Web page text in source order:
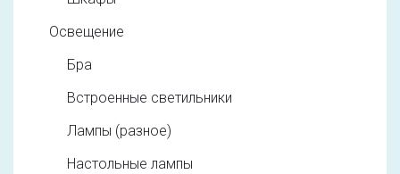
Освещение
Бра
Встроенные светильники
Лампы (разное)
Настольные лампы